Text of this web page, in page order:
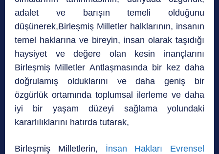
adalet ve barışın temeli olduğunu
düşünerek,Birleşmiş Milletler halklarının, insanın
temel haklarına ve bireyin, insan olarak taşıdığı
haysiyet ve değere olan kesin inançlarını
Birleşmiş Milletler Antlaşmasında bir kez daha
doğrulamış olduklarını ve daha geniş bir
özgürlük ortamında toplumsal ilerleme ve daha
iyi bir yaşam düzeyi sağlama yolundaki
kararlılıklarını hatırda tutarak,
Birleşmiş Milletlerin, İnsan Hakları Evrensel